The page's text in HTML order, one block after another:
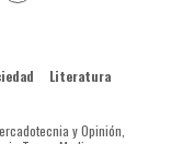
Literatura
y Opinión,